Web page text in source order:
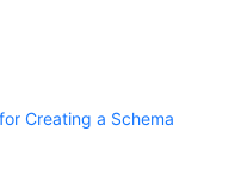
Creating a Schema